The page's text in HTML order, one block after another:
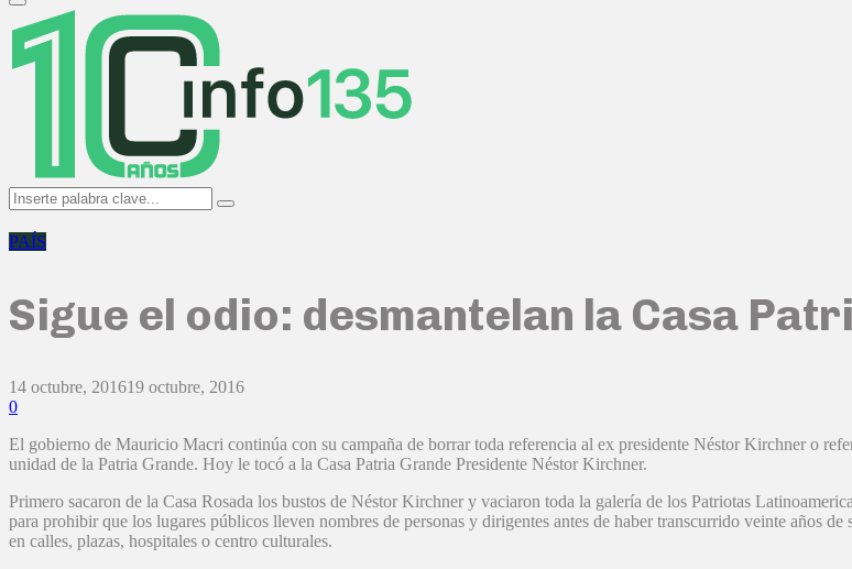
Primary
Menu
Search
for:
Search
PAÍS
Sigue el odio: desmantelan la Casa
14 octubre, 201619 octubre, 2016
0
El gobierno de Mauricio Macri continúa con su campaña de borrar toda referencia al ex presidente Néstor Kirchner o
unidad de la Patria Grande. Hoy le tocó a la Casa Patria Grande Presidente Néstor Kirchner.
Primero sacaron de la Casa Rosada los bustos de Néstor Kirchner y vaciaron toda la galería de los Patriotas
para prohibir que los lugares públicos lleven nombres de personas y dirigentes antes de haber transcurrido veinte años
en calles, plazas, hospitales o centro culturales.